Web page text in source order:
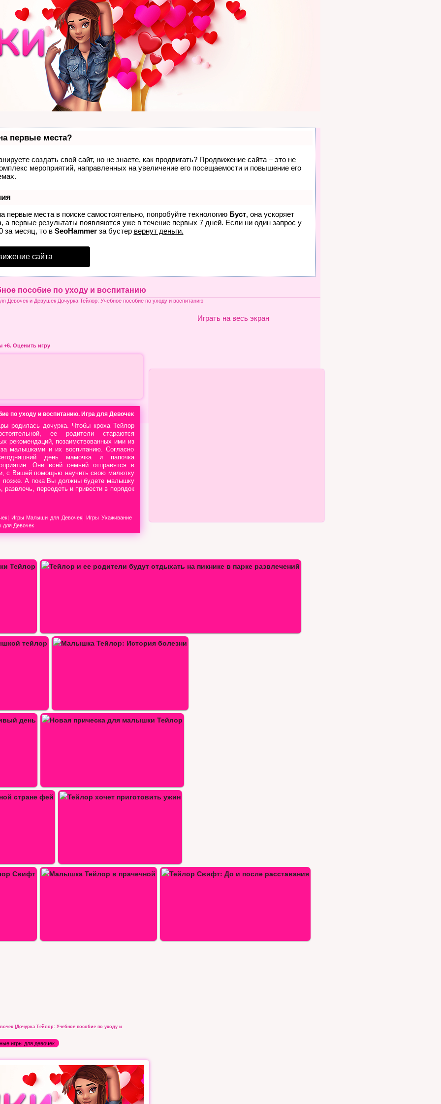
первые места?
создать свой сайт, но не знаете, как продвигать? Продвижение сайта – это не
мероприятий, направленных на увеличение его посещаемости и повышение его
первые места в поиске самостоятельно, попробуйте технологию Буст, она ускоряет
а первые результаты появляются уже в течение первых 7 дней. Если ни один запрос у
за месяц, то в SeoHammerза бустер вернут деньги.
сайта
пособие по уходу и воспитанию
Девочек и Девушек Дочурка Тейлор: Учебное пособие по уходу и воспитанию
Играть на весь экран
+6. Оценить игру
по уходу и воспитанию. Игра для Девочек
родилась дочурка. Чтобы кроха Тейлор
ее родители стараются
рекомендаций, позаимствованных ими из
малышками и их воспитанию. Согласно
день мамочка и папочка
Они всей семьей отправятся в
с Вашей помощью научить свою малютку
позже. А пока Вы должны будете малышку
развлечь, переодеть и привести в порядок
| Игры Малыши для Девочек| Игры Ухаживание
для Девочек
ужин
Тейлор Свифт: До и после…
|Дочурка Тейлор: Учебное пособие по уходу и
игры для девочек